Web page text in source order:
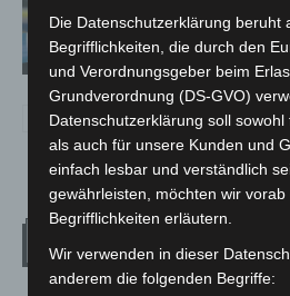
aufgefunden
Die Datenschutzerklärung beruht
Begrifflichkeiten, die durch den
und Verordnungsgeber beim
Grundverordnung (DS-GVO)
Datenschutzerklärung soll
als auch für unsere Kunden und
einfach lesbar und verständlich
gewährleisten, möchten wir
Begrifflichkeiten erläutern.
Wir verwenden in dieser
anderem die folgenden Begriffe: